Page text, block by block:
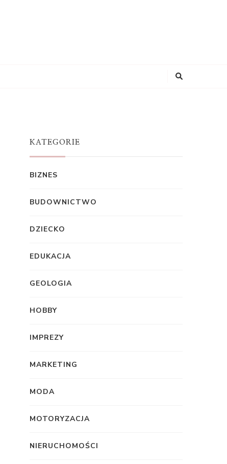
KATEGORIE
BIZNES
BUDOWNICTWO
DZIECKO
EDUKACJA
GEOLOGIA
HOBBY
IMPREZY
MARKETING
MODA
MOTORYZACJA
NIERUCHOMOŚCI